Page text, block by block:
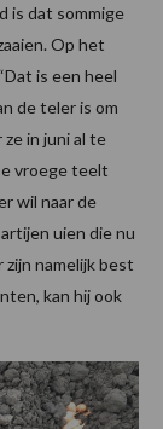
is dat sommige
Op het
is een heel
de teler is om
in juni al te
vroege teelt
wil naar de
uien die nu
zijn namelijk best
kan hij ook